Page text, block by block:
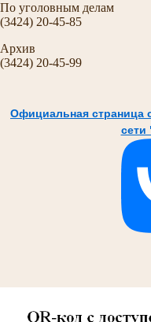
По уголовным делам
(3424) 20-45-85
Архив
(3424) 20-45-99
Официальная страница
сети